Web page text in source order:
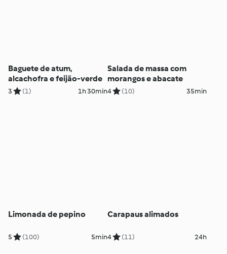
Baguete de atum,
alcachofra e feijão-verde
3 (1) 1h 30min
Salada de massa com
morangos e abacate
4 (10) 35min
Limonada de pepino
5 (100) 5min
Carapaus alimados
4 (11) 24h